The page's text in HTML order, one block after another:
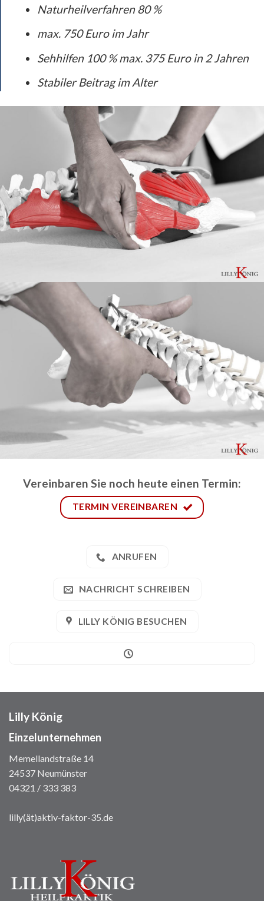
Naturheilverfahren 80 %
max. 750 Euro im Jahr
Sehhilfen 100 % max. 375 Euro in 2 Jahren
Stabiler Beitrag im Alter
Vereinbaren Sie noch heute einen Termin:
TERMIN VEREINBAREN
ANRUFEN
NACHRICHT SCHREIBEN
LILLY KÖNIG BESUCHEN
Lilly König
Einzelunternehmen
Memellandstraße 14
24537 Neumünster
04321 / 333 383
lilly(ät)aktiv-faktor-35.de